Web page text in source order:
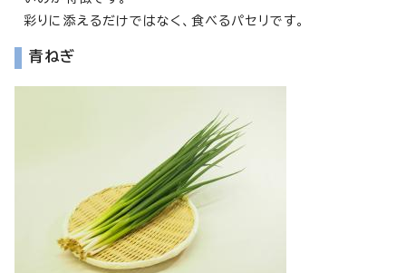
彩りに添えるだけではなく、食べるパセリです。
青ねぎ